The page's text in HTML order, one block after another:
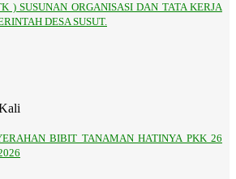
) SUSUNAN ORGANISASI DAN TATA KERJA
DESA SUSUT.
BIBIT TANAMAN HATINYA PKK 26